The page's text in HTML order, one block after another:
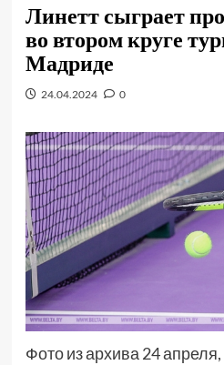
Линетт сыграет
во втором круге
Мадриде
24.04.2024 0
Фото из архива 24